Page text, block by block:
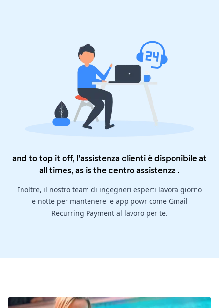
and to top it off, l'assistenza clienti è disponibile at
all times, as is thecentro assistenza .
Inoltre, il nostro team di ingegneri esperti lavora giorno
e notte per mantenere le app powr come Gmail
Recurring Payment al lavoro per te.